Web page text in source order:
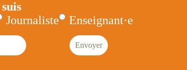
Journaliste
Enseignant·e
Envoyer